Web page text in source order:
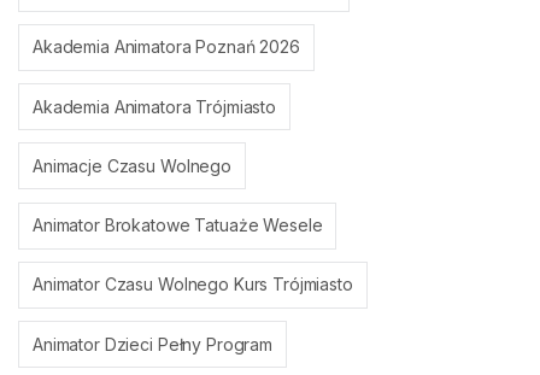
Akademia Animatora Poznań 2026
Akademia Animatora Trójmiasto
Animacje Czasu Wolnego
Animator Brokatowe Tatuaże Wesele
Animator Czasu Wolnego Kurs Trójmiasto
Animator Dzieci Pełny Program